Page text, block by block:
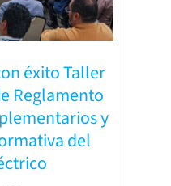
éxito Taller
Reglamento
y
del